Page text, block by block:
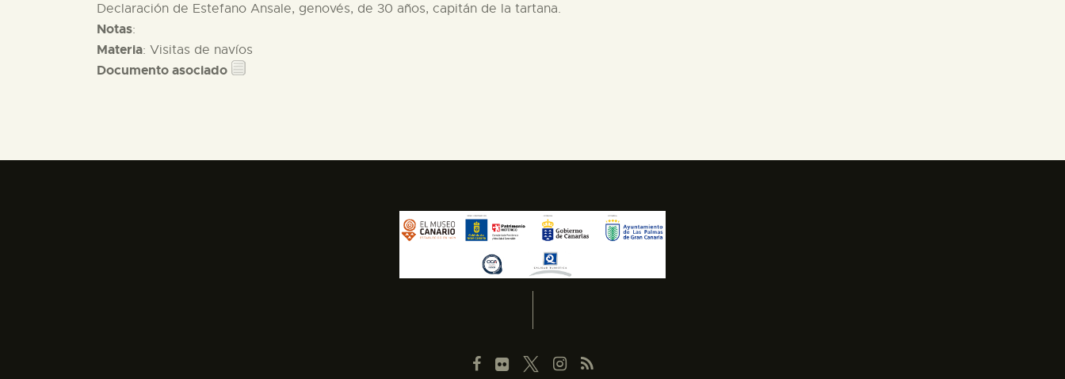
Declaración de Estefano Ansale, genovés, de 30 años, capitán de la tartana.
Notas:
Materia: Visitas de navíos
Documento asociado